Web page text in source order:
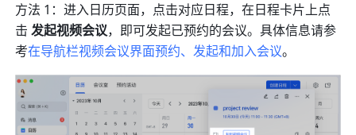
方法 1：进入日历页面，点击对应日程，在日程卡片上点
击 发起视频会议，即可发起已预约的会议。具体信息请参
考在导航栏视频会议界面预约、发起和加入会议。